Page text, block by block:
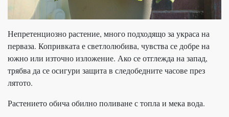
Непретенциозно растение, много подходящо за украса на
перваза. Копривката е светлолюбива, чувства се добре на
южно или източно изложение. Ако се отглежда на запад,
трябва да се осигури защита в следобедните часове през
лятото.
Растението обича обилно поливане с топла и мека вода.